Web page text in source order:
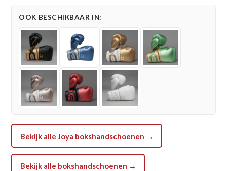
Limoengroen
Zwart
aantal
OOK BESCHIKBAAR IN:
Bekijk alle Joya bokshandschoenen →
Bekijk alle bokshandschoenen →